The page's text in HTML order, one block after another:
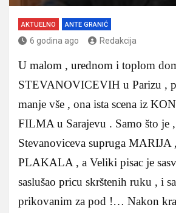
AKTUELNO ANTE GRANIĆ
6 godina ago Redakcija
U malom , urednom i toplom
STEVANOVICEVIH u Parizu ,
manje vše , ona ista scena iz
FILMA u Sarajevu . Samo što je
Stevanoviceva supruga MARIJA
PLAKALA , a Veliki pisac je
saslušao pricu skrštenih ruku , i
prikovanim za pod !… Nakon